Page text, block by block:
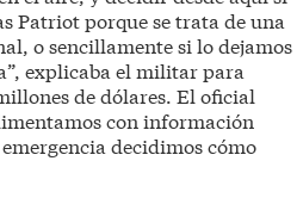
Patriot porque se trata de una
o sencillamente si lo dejamos
explicaba el militar para
de dólares. El oficial
con información
decidimos cómo